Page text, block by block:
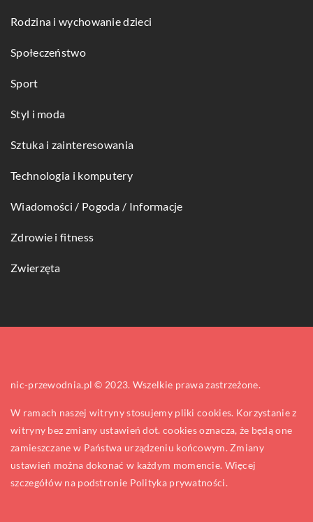
Rodzina i wychowanie dzieci
Społeczeństwo
Sport
Styl i moda
Sztuka i zainteresowania
Technologia i komputery
Wiadomości / Pogoda / Informacje
Zdrowie i fitness
Zwierzęta
nic-przewodnia.pl © 2023. Wszelkie prawa zastrzeżone.
W ramach naszej witryny stosujemy pliki cookies. Korzystanie z
witryny bez zmiany ustawień dot. cookies oznacza, że będą one
zamieszczane w Państwa urządzeniu końcowym. Zmiany
ustawień można dokonać w każdym momencie. Więcej
szczegółów na podstronie Polityka prywatności.